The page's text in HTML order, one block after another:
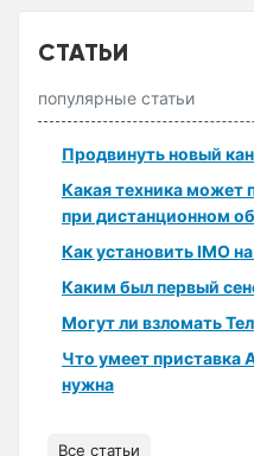
СТАТЬИ
популярные статьи
Продвинуть новый
Какая техника может
при дистанционном
Как установить IMO
Каким был первый
Могут ли взломать
Что умеет приставка
нужна
Все статьи